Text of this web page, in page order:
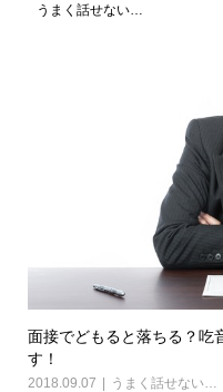
うまく話せない…
面接でどもると落ちる？吃
す！
2018.09.07 うまく話せない…